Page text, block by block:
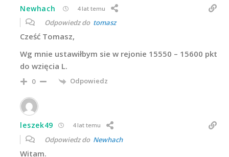
Newhach 4 lat temu
Odpowiedz do tomasz
Cześć Tomasz,
Wg mnie ustawiłbym sie w rejonie 15550 – 15600 pkt
do wzięcia L.
0 Odpowiedz
leszek49 4 lat temu
Odpowiedz do Newhach
Witam.